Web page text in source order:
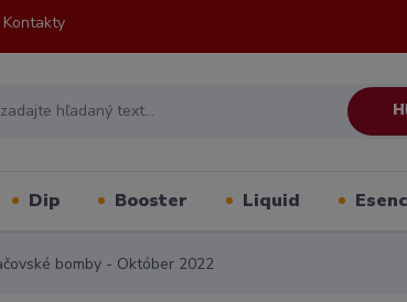
Kontakty
Dip Booster Liquid
bomby - Október 2022